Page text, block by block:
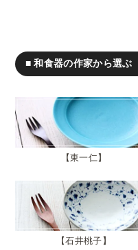
■ 和食器の作家から選ぶ
東一仁
石井桃子